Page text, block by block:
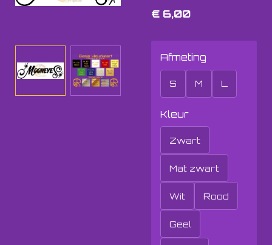
€ 6,00
Afmeting
S M L
Kleur
Zwart
Mat zwart
Wit Rood
Geel